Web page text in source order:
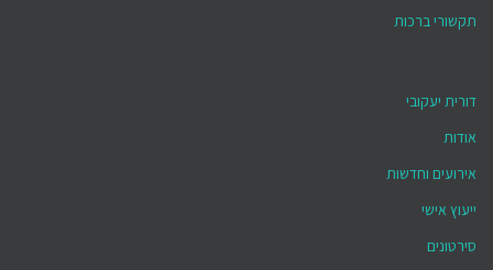
תקשורי ברכות
דורית יעקובי
אודות
אירועים וחדשות
ייעוץ אישי
סירטונים